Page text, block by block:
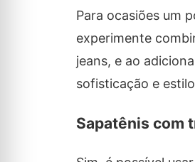
Para ocasiões um
experimente
jeans, e ao
sofisticação e
Sapatênis com